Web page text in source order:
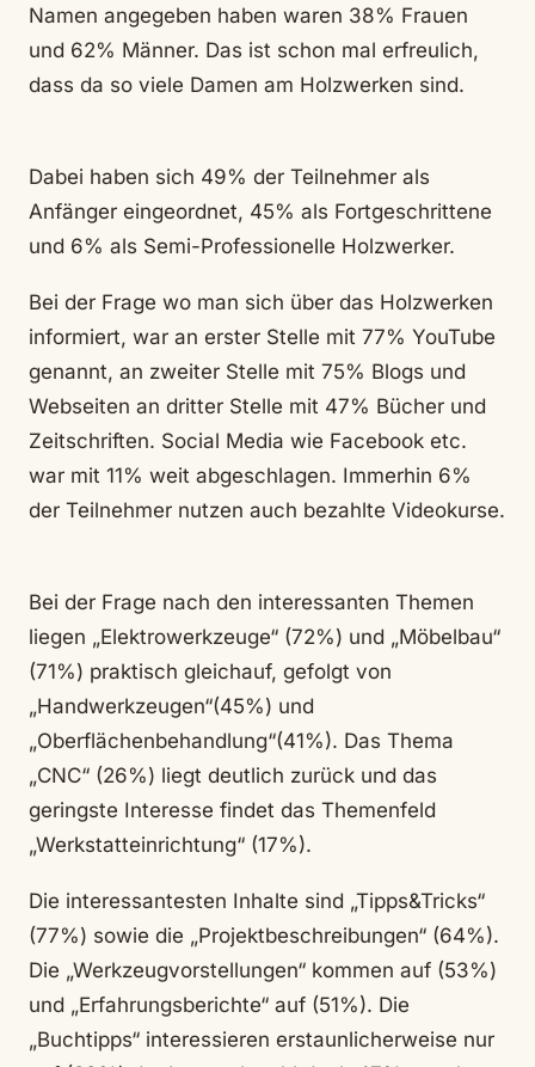
Namen angegeben haben waren 38% Frauen
und 62% Männer. Das ist schon mal erfreulich,
dass da so viele Damen am Holzwerken sind.
Dabei haben sich 49% der Teilnehmer als
Anfänger eingeordnet, 45% als Fortgeschrittene
und 6% als Semi-Professionelle Holzwerker.
Bei der Frage wo man sich über das Holzwerken
informiert, war an erster Stelle mit 77% YouTube
genannt, an zweiter Stelle mit 75% Blogs und
Webseiten an dritter Stelle mit 47% Bücher und
Zeitschriften. Social Media wie Facebook etc.
war mit 11% weit abgeschlagen. Immerhin 6%
der Teilnehmer nutzen auch bezahlte Videokurse.
Bei der Frage nach den interessanten Themen
liegen „Elektrowerkzeuge“ (72%) und „Möbelbau“
(71%) praktisch gleichauf, gefolgt von
„Handwerkzeugen“(45%) und
„Oberflächenbehandlung“(41%). Das Thema
„CNC“ (26%) liegt deutlich zurück und das
geringste Interesse findet das Themenfeld
„Werkstatteinrichtung“ (17%).
Die interessantesten Inhalte sind „Tipps&Tricks“
(77%) sowie die „Projektbeschreibungen“ (64%).
Die „Werkzeugvorstellungen“ kommen auf (53%)
und „Erfahrungsberichte“ auf (51%). Die
„Buchtipps“ interessieren erstaunlicherweise nur